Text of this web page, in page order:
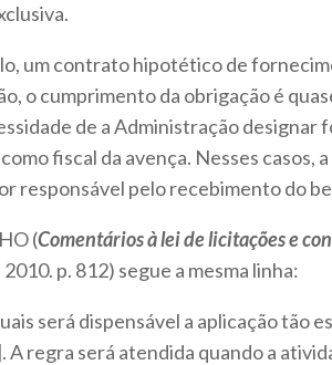
um contrato hipotético de
o cumprimento da obrigação é
de a Administração designar
fiscal da avença. Nesses casos,
responsável pelo recebimento do
(Comentários à lei de licitações e
p. 812) segue a mesma linha:
será dispensável a aplicação tão
A regra será atendida quando a